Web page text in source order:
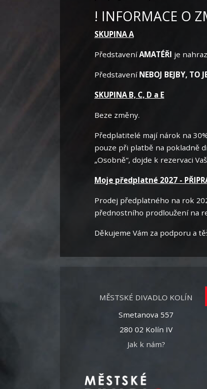
! INFORMACE O
SKUPINA A
PředstaveníAMATÉŘI je
Představení NEBOJ BEJBY, TO
SKUPINA B, C, D a E
Beze změny.
Předplatitelé mají nárok na
pouze při platbě na pokladně
„Osobně“, dojde k rezervaci
Moje předplatné 2027 -
Prodej předplatného na rok
přednostního prodloužení na
Děkujeme Vám za podporu a
MĚSTSKÉ DIVADLO KOLÍN
Smetanova 557
280 02 Kolín IV
Jak k nám?